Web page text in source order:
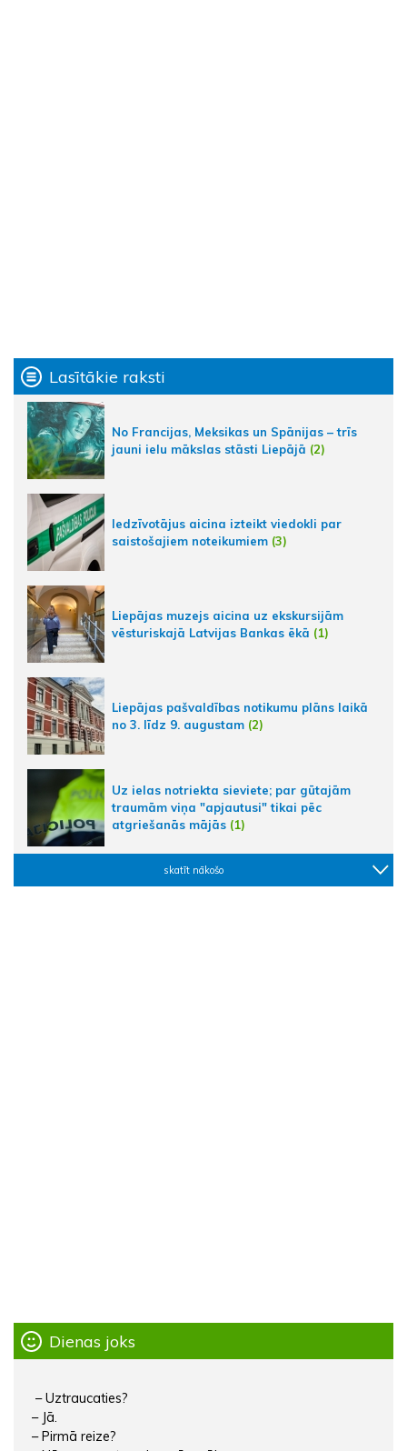
Lasītākie raksti
No Francijas, Meksikas un Spānijas – trīs
jauni ielu mākslas stāsti Liepājā (2)
Iedzīvotājus aicina izteikt viedokli par
saistošajiem noteikumiem (3)
Liepājas muzejs aicina uz ekskursijām
vēsturiskajā Latvijas Bankas ēkā (1)
Liepājas pašvaldības notikumu plāns laikā
no 3. līdz 9. augustam (2)
Uz ielas notriekta sieviete; par gūtajām
traumām viņa "apjautusi" tikai pēc
atgriešanās mājās (1)
skatīt nākošo
Dienas joks
– Uztraucaties?
– Jā.
– Pirmā reize?